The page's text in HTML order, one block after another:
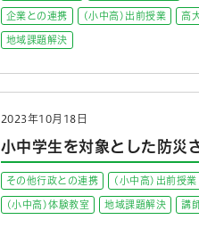
企業との連携 (小中高)出前授業 高
地域課題解決
2023年10月18日
小中学生を対象とした防災
その他行政との連携 (小中高)出前授業
(小中高)体験教室 地域課題解決 講